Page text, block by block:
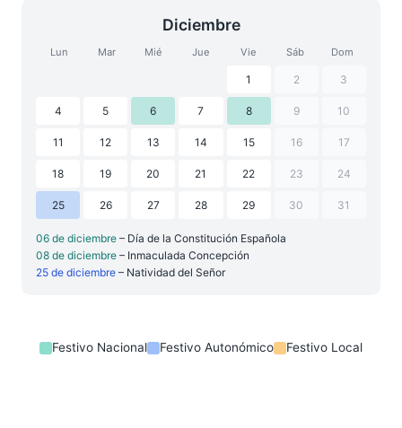
Diciembre
Lun Mar Mié Jue Vie Sáb Dom
1 2 3
4 5 6 7 8 9 10
11 12 13 14 15 16 17
18 19 20 21 22 23 24
25 26 27 28 29 30 31
06 de diciembre – Día de la Constitución Española
08 de diciembre – Inmaculada Concepción
25 de diciembre – Natividad del Señor
Festivo Nacional Festivo Autonómico Festivo Local